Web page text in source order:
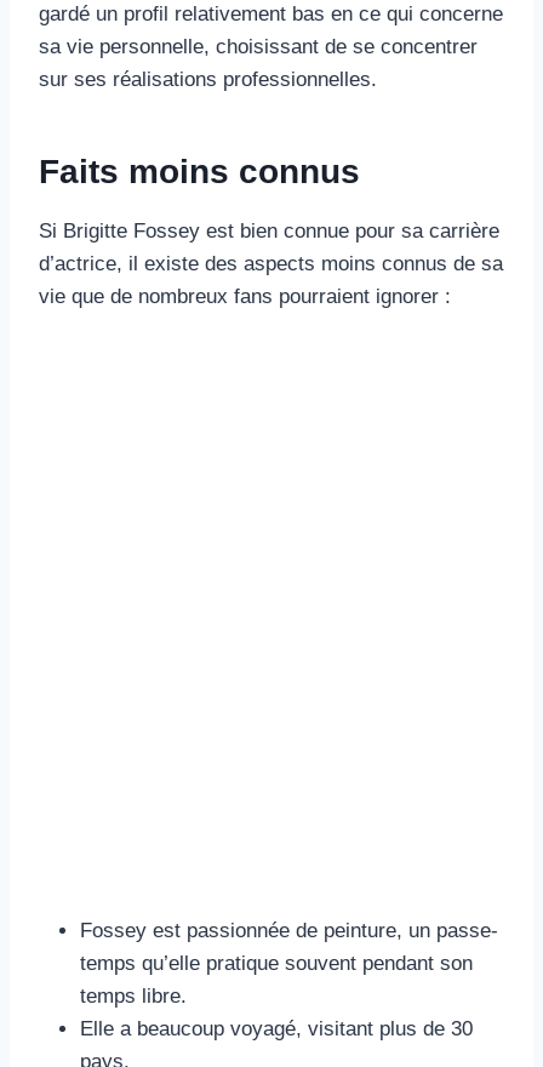
gardé un profil relativement bas en ce qui concerne
sa vie personnelle, choisissant de se concentrer
sur ses réalisations professionnelles.
Faits moins connus
Si Brigitte Fossey est bien connue pour sa carrière
d’actrice, il existe des aspects moins connus de sa
vie que de nombreux fans pourraient ignorer :
Fossey est passionnée de peinture, un passe-
temps qu’elle pratique souvent pendant son
temps libre.
Elle a beaucoup voyagé, visitant plus de 30
pays.